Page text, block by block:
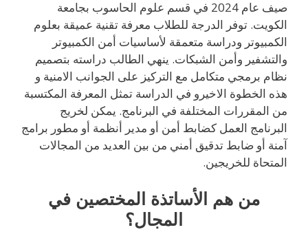
صيف عام 2024 في قسم علوم الحاسوب بجامعة
الكويت. توفر الدرجة للطلاب معرفة تقنية عميقة بعلوم
الكمبيوتر ودراسة متعمقة لأساسيات أمن الكمبيوتر
والتشفير وأمن الشبكات. ينهي الطالب دراسته بتصميم
نظام برمجي متكامل مع التركيز على الجوانب الامنية و
هذه الخطوة الاخيرو في الدراسة تمثل المعرفة المكتسبة
من المقررات المختلفة في البرنامج. يمكن لخريج
البرنامج العمل كضابط أمن أو مدير أنظمة أو مطور برامج
آمنة أو ضابط تدقيق أمني من بين العديد من المجالات
المتحاة للخريجين.
من هم الأساتذة المختصين في
المجال؟